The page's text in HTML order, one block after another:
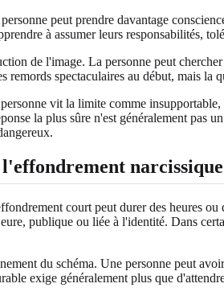
peut prendre davantage
à assumer leurs responsabilités,
de l'image. La personne peut
remords spectaculaires au début, mais la
vit la limite comme
la plus sûre n'est généralement
court peut durer des heures
publique ou liée à l'identité. Dans
du schéma. Une personne peut
exige généralement plus que